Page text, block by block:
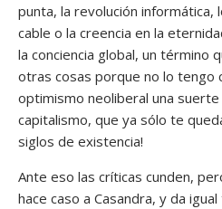
punta, la revolución informática,
cable o la creencia en la
la conciencia global, un término
otras cosas porque no lo tengo
optimismo neoliberal una suerte
capitalismo, que ya sólo te
siglos de existencia!
Ante eso las críticas cunden,
hace caso a Casandra, y da